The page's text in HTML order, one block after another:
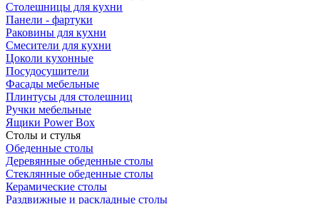
Столешницы для кухни
Панели - фартуки
Раковины для кухни
Смесители для кухни
Цоколи кухонные
Посудосушители
Фасады мебельные
Плинтусы для столешниц
Ручки мебельные
Ящики Power Box
Столы и стулья
Обеденные столы
Деревянные обеденные столы
Стеклянные обеденные столы
Керамические столы
Раздвижные и раскладные столы